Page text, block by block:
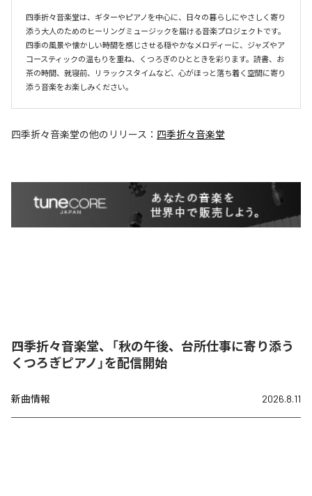
四季折々音楽堂は、ギターやピアノを中心に、日々の暮らしにやさしく寄り
添う大人のためのヒーリングミュージックを届ける音楽プロジェクトです。
四季の風景や懐かしい時間を感じさせる穏やかなメロディーに、ジャズやア
コースティックの温もりを重ね、くつろぎのひとときを彩ります。読書、お
茶の時間、就寝前、リラックスタイムなど、心がほっと落ち着く空間に寄り
添う音楽をお楽しみください。
四季折々音楽堂の他のリリース： 四季折々音楽堂
四季折々音楽堂、「秋の午後、台所仕事に寄り添う
くつろぎピアノ」を配信開始
新曲情報 2026.8.11